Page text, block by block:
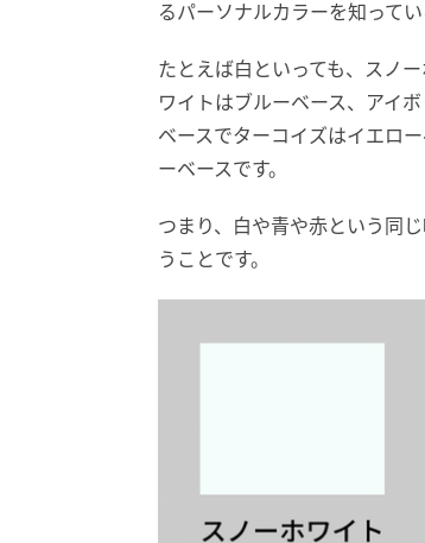
るパーソナルカラーを知って
たとえば白といっても、スノ
ワイトはブルーベース、アイ
ベースでターコイズはイエロ
ーベースです。
つまり、白や青や赤という同
うことです。